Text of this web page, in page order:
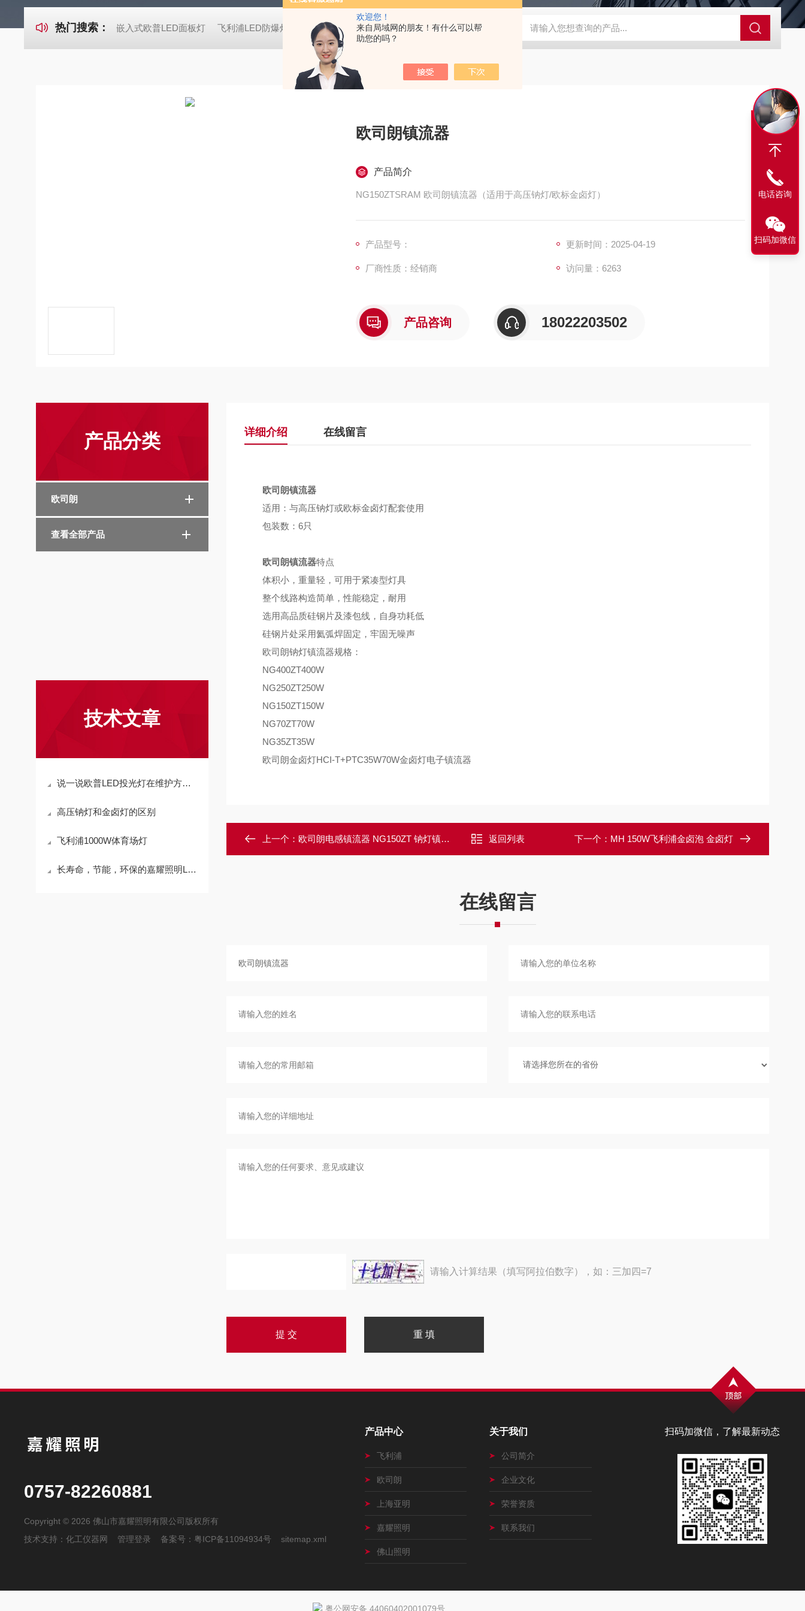
欢迎您！
来自局域网的朋友！有什么可以帮
助您的吗？
热门搜索： 嵌入式欧普LED面板灯 飞利浦LED防爆灯 欧司朗LED天棚灯 飞利浦工矿灯 消防应急雷士双头应急灯 LS-ZFZD-E3WSA/XFZ-Y3SSAD 佛山照明LED泛光灯 明欣
欧司朗镇流器
产品简介
NG150ZTSRAM 欧司朗镇流器（适用于高压钠灯/欧标金卤灯）
产品型号： 更新时间：2025-04-19
厂商性质：经销商 访问量：6263
产品咨询 18022203502
产品分类
欧司朗
查看全部产品
技术文章
说一说欧普LED投光灯在维护方面的注意事项
高压钠灯和金卤灯的区别
飞利浦1000W体育场灯
长寿命，节能，环保的嘉耀照明LED灯具
详细介绍 在线留言
欧司朗镇流器
适用：与高压钠灯或欧标金卤灯配套使用
包装数：6只
欧司朗镇流器特点
体积小，重量轻，可用于紧凑型灯具
整个线路构造简单，性能稳定，耐用
选用高品质硅钢片及漆包线，自身功耗低
硅钢片处采用氦弧焊固定，牢固无噪声
欧司朗钠灯镇流器规格：
NG400ZT400W
NG250ZT250W
NG150ZT150W
NG70ZT70W
NG35ZT35W
欧司朗金卤灯HCI-T+PTC35W70W金卤灯电子镇流器
上一个： 欧司朗电感镇流器 NG150ZT 钠灯镇流器 返回列表 下一个： MH 150W飞利浦金卤泡 金卤灯
在线留言
请输入计算结果（填写阿拉伯数字），如：三加四=7
扫码加微信，了解最新动态
0757-82260881
Copyright © 2026 佛山市嘉耀照明有限公司版权所有
技术支持：化工仪器网 管理登录 备案号： 粤ICP备11094934号 sitemap.xml
产品中心
飞利浦
欧司朗
上海亚明
嘉耀照明
佛山照明
关于我们
公司简介
企业文化
荣誉资质
联系我们
电话咨询
扫码加微信
粤公网安备 44060402001079号